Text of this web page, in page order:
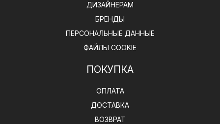
ДИЗАЙНЕРАМ
БРЕНДЫ
ПЕРСОНАЛЬНЫЕ ДАННЫЕ
ФАЙЛЫ COOKIE
ПОКУПКА
ОПЛАТА
ДОСТАВКА
ВОЗВРАТ